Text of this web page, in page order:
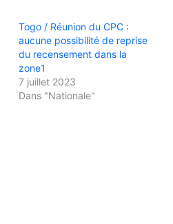
Togo / Réunion du CPC :
aucune possibilité de reprise
du recensement dans la
zone1
7 juillet 2023
Dans "Nationale"